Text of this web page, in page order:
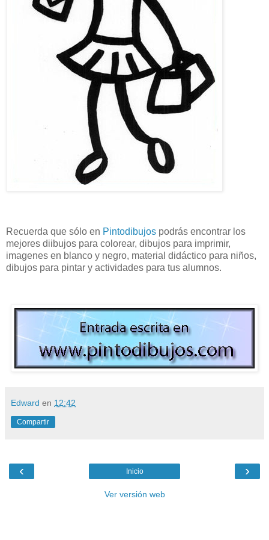
Recuerda que sólo en Pintodibujos podrás encontrar los
mejores diibujos para colorear, dibujos para imprimir,
imagenes en blanco y negro, material didáctico para niños,
dibujos para pintar y actividades para tus alumnos.
Edward en 12:42
Compartir
‹ ›
Inicio
Ver versión web